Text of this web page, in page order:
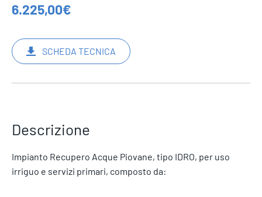
6.225,00€
SCHEDA TECNICA
Descrizione
Impianto Recupero Acque Piovane, tipo IDRO, per uso
irriguo e servizi primari, composto da: